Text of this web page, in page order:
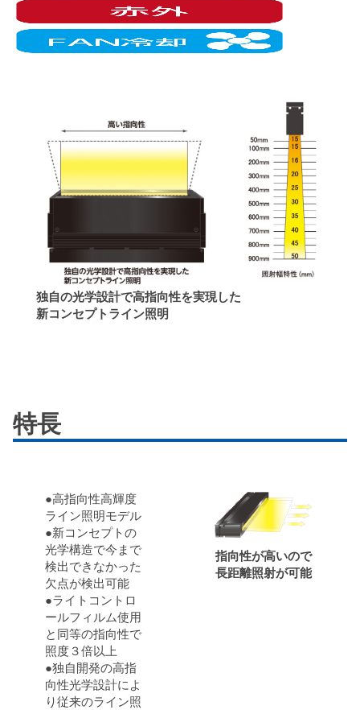
独自の光学設計で高指向性を実現した
新コンセプトライン照明
特長
●高指向性高輝度
ライン照明モデル
●新コンセプトの
光学構造で今まで
検出できなかった
欠点が検出可能
●ライトコントロ
ールフィルム使用
と同等の指向性で
照度３倍以上
●独自開発の高指
向性光学設計によ
り従来のライン照
指向性が高いので
長距離照射が可能